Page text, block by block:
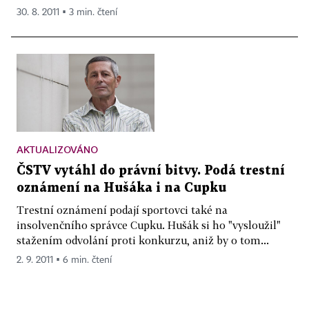
30. 8. 2011 ▪ 3 min. čtení
AKTUALIZOVÁNO
ČSTV vytáhl do právní bitvy. Podá trestní
oznámení na Hušáka i na Cupku
Trestní oznámení podají sportovci také na
insolvenčního správce Cupku. Hušák si ho "vysloužil"
stažením odvolání proti konkurzu, aniž by o tom...
2. 9. 2011 ▪ 6 min. čtení